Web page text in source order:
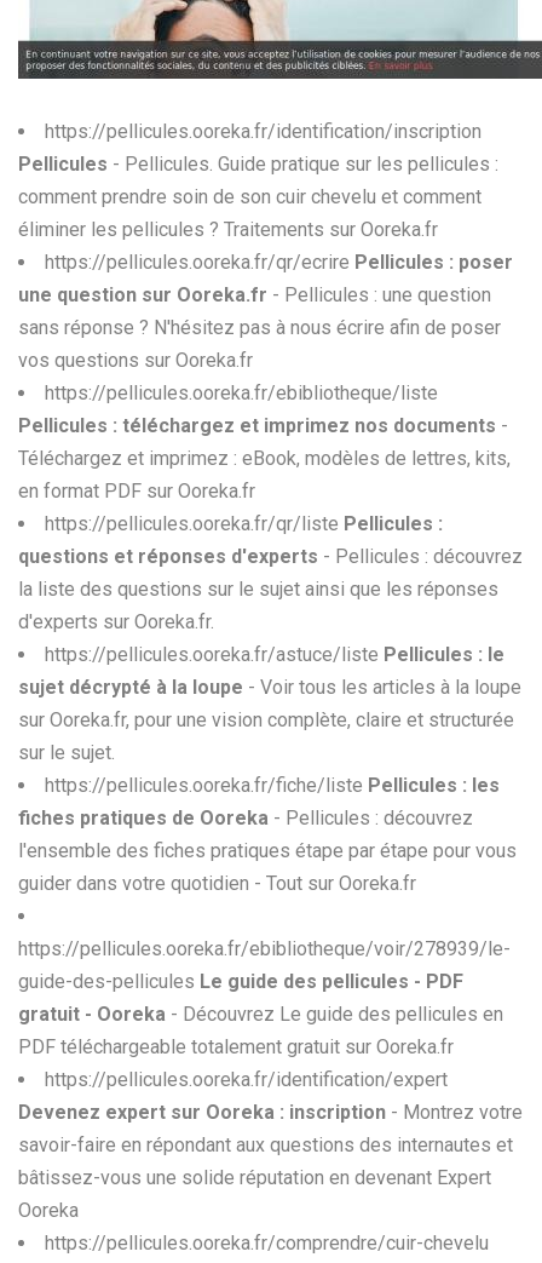
https://pellicules.ooreka.fr/identification/inscription
Pellicules - Pellicules. Guide pratique sur les pellicules :
comment prendre soin de son cuir chevelu et comment
éliminer les pellicules ? Traitements sur Ooreka.fr
https://pellicules.ooreka.fr/qr/ecrire Pellicules : poser
une question sur Ooreka.fr - Pellicules : une question
sans réponse ? N'hésitez pas à nous écrire afin de poser
vos questions sur Ooreka.fr
https://pellicules.ooreka.fr/ebibliotheque/liste
Pellicules : téléchargez et imprimez nos documents -
Téléchargez et imprimez : eBook, modèles de lettres, kits,
en format PDF sur Ooreka.fr
https://pellicules.ooreka.fr/qr/liste Pellicules :
questions et réponses d'experts - Pellicules : découvrez
la liste des questions sur le sujet ainsi que les réponses
d'experts sur Ooreka.fr.
https://pellicules.ooreka.fr/astuce/liste Pellicules : le
sujet décrypté à la loupe - Voir tous les articles à la loupe
sur Ooreka.fr, pour une vision complète, claire et structurée
sur le sujet.
https://pellicules.ooreka.fr/fiche/liste Pellicules : les
fiches pratiques de Ooreka - Pellicules : découvrez
l'ensemble des fiches pratiques étape par étape pour vous
guider dans votre quotidien - Tout sur Ooreka.fr
https://pellicules.ooreka.fr/ebibliotheque/voir/278939/le-
guide-des-pellicules Le guide des pellicules - PDF
gratuit - Ooreka - Découvrez Le guide des pellicules en
PDF téléchargeable totalement gratuit sur Ooreka.fr
https://pellicules.ooreka.fr/identification/expert
Devenez expert sur Ooreka : inscription - Montrez votre
savoir-faire en répondant aux questions des internautes et
bâtissez-vous une solide réputation en devenant Expert
Ooreka
https://pellicules.ooreka.fr/comprendre/cuir-chevelu